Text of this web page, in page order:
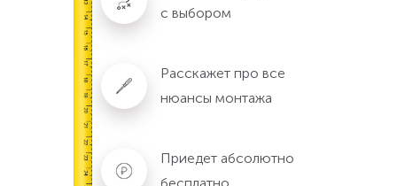
с выбором
Расскажет про все
нюансы монтажа
Приедет абсолютно